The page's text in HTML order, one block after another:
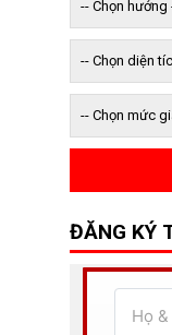
ĐĂNG KÝ